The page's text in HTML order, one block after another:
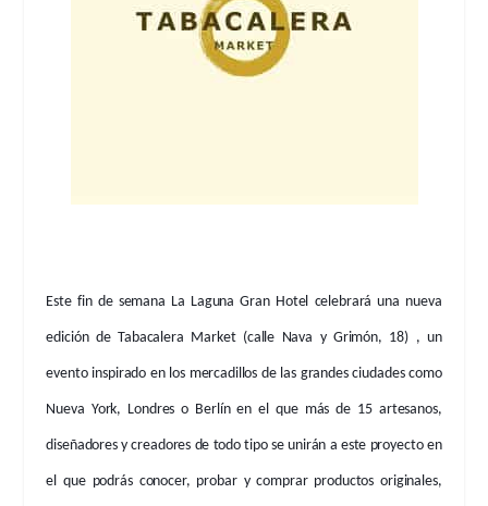
Este fin de semana La Laguna Gran Hotel celebrará una nueva
edición deTabacalera Market (calle Nava y Grimón, 18) , un
evento inspirado en los mercadillos de las grandes ciudades como
Nueva York, Londres o Berlín en el que más de 15 artesanos,
diseñadores y creadores de todo tipo se unirán a este proyecto en
el que podrás conocer, probar y comprar productos originales,